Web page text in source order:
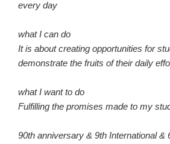
every day
what I can do
It is about creating opportunities for
demonstrate the fruits of their daily
what I want to do
Fulfilling the promises made to my
90th anniversary & 9th International &